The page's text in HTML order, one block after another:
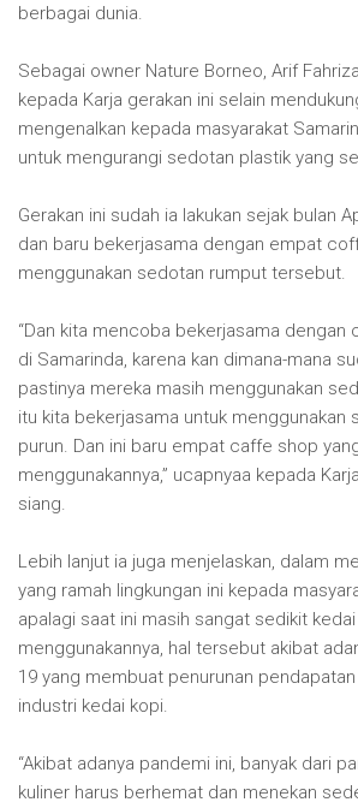
berbagai dunia.
Sebagai owner Nature Borneo, Arif
kepada Karja gerakan ini selain
mengenalkan kepada masyarakat
untuk mengurangi sedotan plastik yang
Gerakan ini sudah ia lakukan sejak bulan
dan baru bekerjasama dengan empat
menggunakan sedotan rumput tersebut.
“Dan kita mencoba bekerjasama dengan
di Samarinda, karena kan dimana-mana
pastinya mereka masih menggunakan
itu kita bekerjasama untuk menggunakan
purun. Dan ini baru empat caffe shop
menggunakannya,” ucapnyaa kepada
siang.
Lebih lanjut ia juga menjelaskan, dalam
yang ramah lingkungan ini kepada
apalagi saat ini masih sangat sedikit
menggunakannya, hal tersebut akibat
19 yang membuat penurunan
industri kedai kopi.
“Akibat adanya pandemi ini, banyak dari
kuliner harus berhemat dan menekan